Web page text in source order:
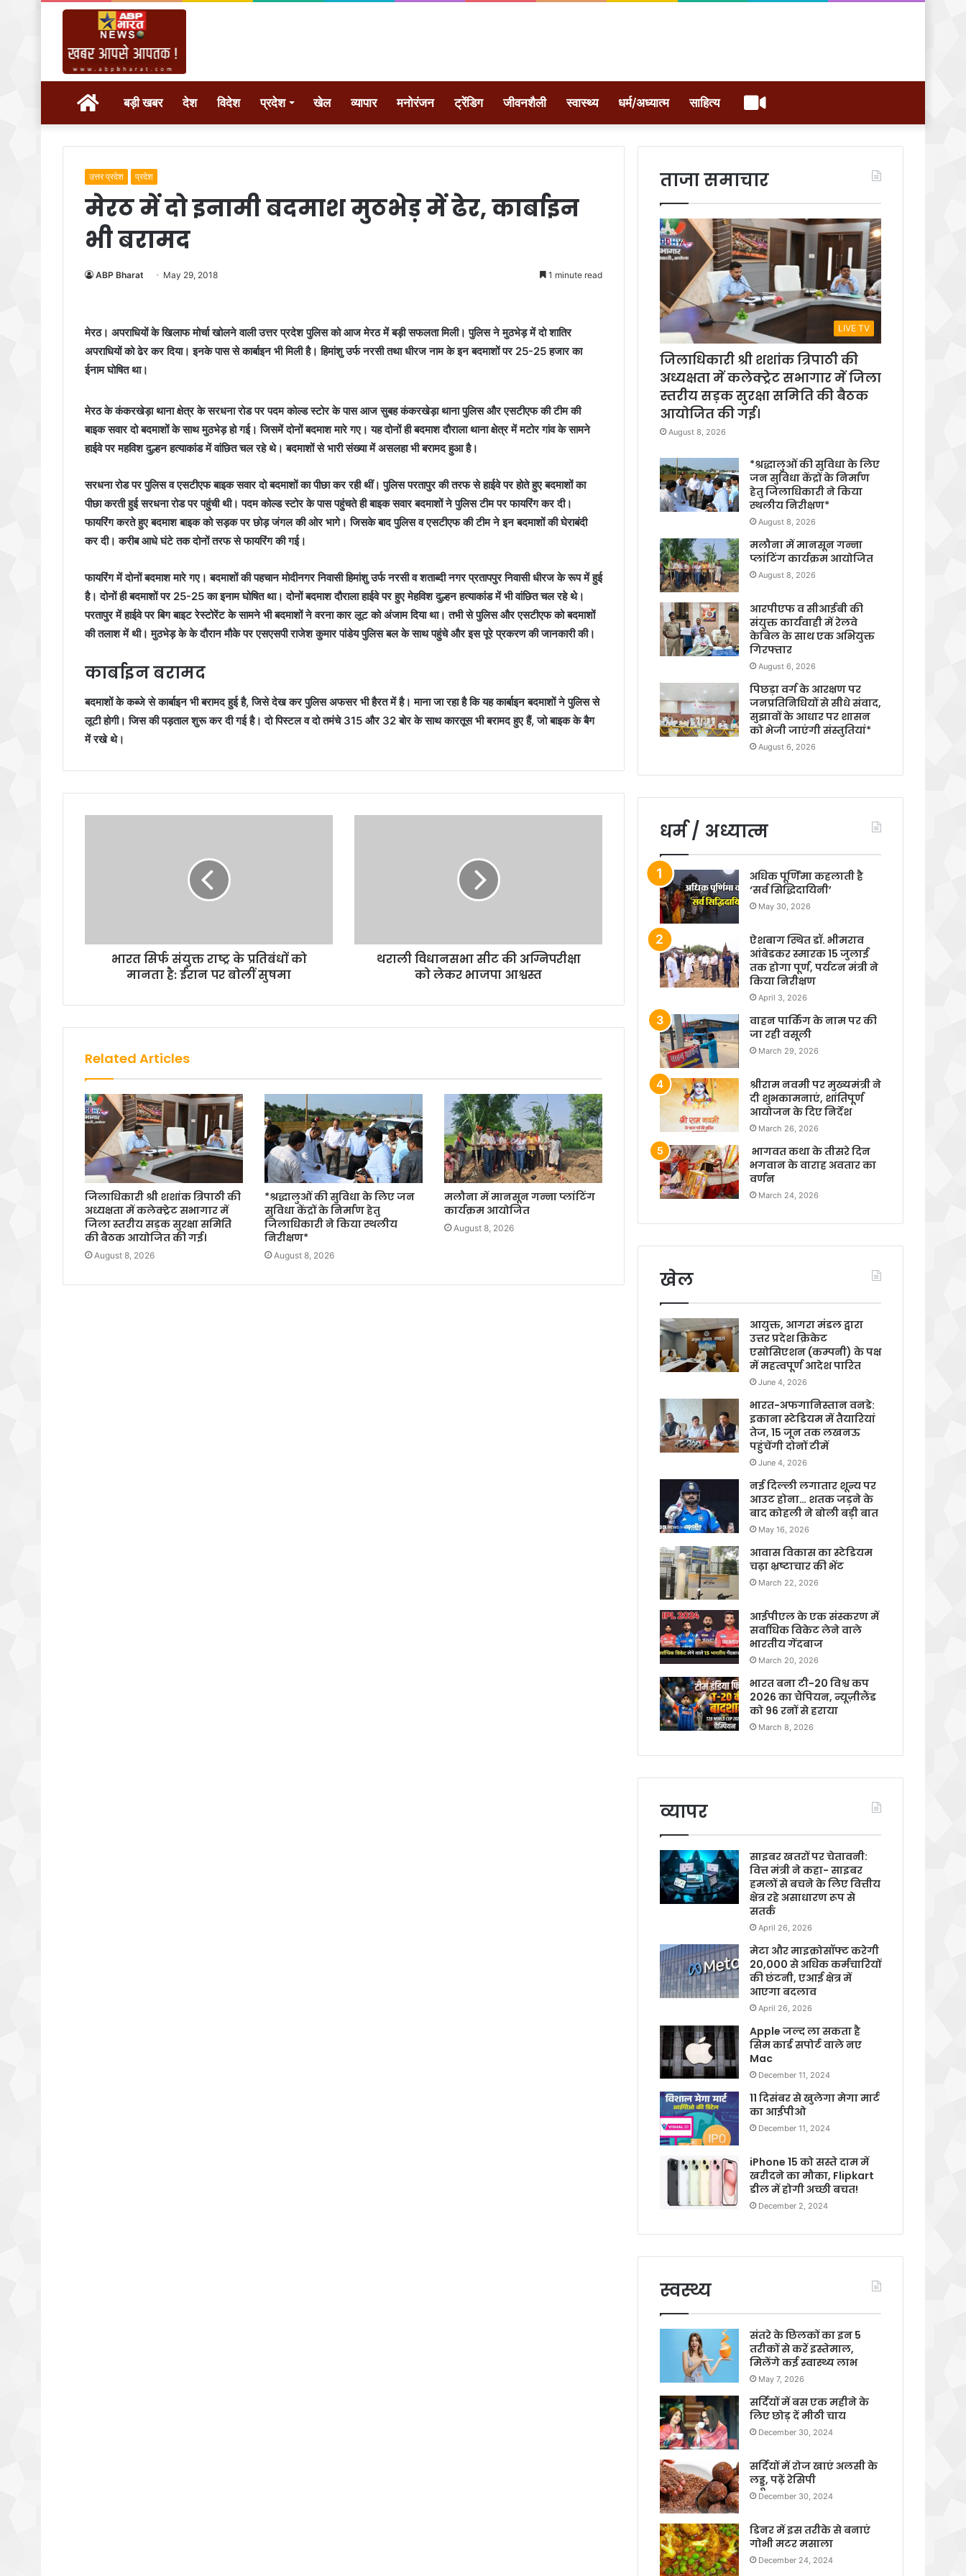
होम बड़ी खबर देश विदेश प्रदेश खेल व्यापार मनोरंजन ट्रेंडिग जीवनशैली स्वास्थ्य धर्म/अध्यात्म साहित्य वीडियो
उत्तर प्रदेश प्रदेश
मेरठ में दो इनामी बदमाश मुठभेड़ में ढेर, कार्बाइन
भी बरामद
ABP Bharat May 29, 2018 1 minute read
मेरठ। अपराधियों के खिलाफ मोर्चा खोलने वाली उत्तर प्रदेश पुलिस को आज मेरठ में बड़ी सफलता मिली। पुलिस ने मुठभेड़ में दो शातिर
अपराधियों को ढेर कर दिया। इनके पास से कार्बाइन भी मिली है। हिमांशु उर्फ नरसी तथा धीरज नाम के इन बदमाशों पर 25-25 हजार का
ईनाम घोषित था।
मेरठ के कंकरखेड़ा थाना क्षेत्र के सरधना रोड पर पदम कोल्ड स्टोर के पास आज सुबह कंकरखेड़ा थाना पुलिस और एसटीएफ की टीम की
बाइक सवार दो बदमाशों के साथ मुठभेड़ हो गई। जिसमें दोनों बदमाश मारे गए। यह दोनों ही बदमाश दौराला थाना क्षेत्र में मटोर गांव के सामने
हाईवे पर महविश दुल्हन हत्याकांड में वांछित चल रहे थे। बदमाशों से भारी संख्या में असलहा भी बरामद हुआ है।
सरधना रोड पर पुलिस व एसटीएफ बाइक सवार दो बदमाशों का पीछा कर रही थीं। पुलिस परतापुर की तरफ से हाईवे पर होते हुए बदमाशों का
पीछा करती हुई सरधना रोड पर पहुंची थी। पदम कोल्ड स्टोर के पास पहुंचते ही बाइक सवार बदमाशों ने पुलिस टीम पर फायरिंग कर दी।
फायरिंग करते हुए बदमाश बाइक को सड़क पर छोड़ जंगल की ओर भागे। जिसके बाद पुलिस व एसटीएफ की टीम ने इन बदमाशों की घेराबंदी
कर दी। करीब आधे घंटे तक दोनों तरफ से फायरिंग की गई।
फायरिंग में दोनों बदमाश मारे गए। बदमाशों की पहचान मोदीनगर निवासी हिमांशु उर्फ नरसी व शताब्दी नगर प्रतापपुर निवासी धीरज के रूप में हुई
है। दोनों ही बदमाशों पर 25-25 का इनाम घोषित था। दोनों बदमाश दौराला हाईवे पर हुए मेहविश दुल्हन हत्याकांड में भी वांछित चल रहे थे।
परतापुर में हाईवे पर बिग बाइट रेस्टोरेंट के सामने भी बदमाशों ने वरना कार लूट को अंजाम दिया था। तभी से पुलिस और एसटीएफ को बदमाशों
की तलाश में थी। मुठभेड़ के के दौरान मौके पर एसएसपी राजेश कुमार पांडेय पुलिस बल के साथ पहुंचे और इस पूरे प्रकरण की जानकारी की।
कार्बाइन बरामद
बदमाशों के कब्जे से कार्बाइन भी बरामद हुई है, जिसे देख कर पुलिस अफसर भी हैरत में है। माना जा रहा है कि यह कार्बाइन बदमाशों ने पुलिस से
लूटी होगी। जिस की पड़ताल शुरू कर दी गई है। दो पिस्टल व दो तमंचे 315 और 32 बोर के साथ कारतूस भी बरामद हुए हैं, जो बाइक के बैग
में रखे थे।
भारत सिर्फ संयुक्त राष्ट्र के प्रतिबंधों को
मानता है: ईरान पर बोलीं सुषमा
थराली विधानसभा सीट की अग्निपरीक्षा
को लेकर भाजपा आश्वस्त
Related Articles
जिलाधिकारी श्री शशांक त्रिपाठी की
अध्यक्षता में कलेक्ट्रेट सभागार में
जिला स्तरीय सड़क सुरक्षा समिति
की बैठक आयोजित की गई।
August 8, 2026
*श्रद्धालुओं की सुविधा के लिए जन
सुविधा केंद्रों के निर्माण हेतु
जिलाधिकारी ने किया स्थलीय
निरीक्षण*
August 8, 2026
मलौना में मानसून गन्ना प्लांटिंग
कार्यक्रम आयोजित
August 8, 2026
ताजा समाचार
LIVE TV
जिलाधिकारी श्री शशांक त्रिपाठी की
अध्यक्षता में कलेक्ट्रेट सभागार में जिला
स्तरीय सड़क सुरक्षा समिति की बैठक
आयोजित की गई।
August 8, 2026
*श्रद्धालुओं की सुविधा के लिए
जन सुविधा केंद्रों के निर्माण
हेतु जिलाधिकारी ने किया
स्थलीय निरीक्षण*
August 8, 2026
मलौना में मानसून गन्ना
प्लांटिंग कार्यक्रम आयोजित
August 8, 2026
आरपीएफ व सीआईबी की
संयुक्त कार्यवाही में रेलवे
केबिल के साथ एक अभियुक्त
गिरफ्तार
August 6, 2026
पिछड़ा वर्ग के आरक्षण पर
जनप्रतिनिधियों से सीधे संवाद,
सुझावों के आधार पर शासन
को भेजी जाएंगी संस्तुतियां*
August 6, 2026
धर्म / अध्यात्म
अधिक पूर्णिमा कहलाती है
‘सर्व सिद्धिदायिनी’
May 30, 2026
ऐशबाग स्थित डॉ. भीमराव
आंबेडकर स्मारक 15 जुलाई
तक होगा पूर्ण, पर्यटन मंत्री ने
किया निरीक्षण
April 3, 2026
वाहन पार्किंग के नाम पर की
जा रही वसूली
March 29, 2026
श्रीराम नवमी पर मुख्यमंत्री ने
दी शुभकामनाएं, शांतिपूर्ण
आयोजन के दिए निर्देश
March 26, 2026
भागवत कथा के तीसरे दिन
भगवान के वाराह अवतार का
वर्णन
March 24, 2026
खेल
आयुक्त, आगरा मंडल द्वारा
उत्तर प्रदेश क्रिकेट
एसोसिएशन (कम्पनी) के पक्ष
में महत्वपूर्ण आदेश पारित
June 4, 2026
भारत-अफगानिस्तान वनडे:
इकाना स्टेडियम में तैयारियां
तेज, 15 जून तक लखनऊ
पहुंचेंगी दोनों टीमें
June 4, 2026
नई दिल्ली लगातार शून्य पर
आउट होना… शतक जड़ने के
बाद कोहली ने बोली बड़ी बात
May 16, 2026
आवास विकास का स्टेडियम
चढ़ा भ्रष्टाचार की भेंट
March 22, 2026
आईपीएल के एक संस्करण में
सर्वाधिक विकेट लेने वाले
भारतीय गेंदबाज
March 20, 2026
भारत बना टी-20 विश्व कप
2026 का चैंपियन, न्यूज़ीलैंड
को 96 रनों से हराया
March 8, 2026
व्यापर
साइबर खतरों पर चेतावनी:
वित्त मंत्री ने कहा- साइबर
हमलों से बचने के लिए वित्तीय
क्षेत्र रहे असाधारण रूप से
सतर्क
April 26, 2026
मेटा और माइक्रोसॉफ्ट करेगी
20,000 से अधिक कर्मचारियों
की छंटनी, एआई क्षेत्र में
आएगा बदलाव
April 26, 2026
Apple जल्द ला सकता है
सिम कार्ड सपोर्ट वाले नए
Mac
December 11, 2024
11 दिसंबर से खुलेगा मेगा मार्ट
का आईपीओ
December 11, 2024
iPhone 15 को सस्ते दाम में
खरीदने का मौका, Flipkart
डील में होगी अच्छी बचत!
December 2, 2024
स्वस्थ्य
संतरे के छिलकों का इन 5
तरीकों से करें इस्तेमाल,
मिलेंगे कई स्वास्थ्य लाभ
May 7, 2026
सर्दियों में बस एक महीने के
लिए छोड़ दें मीठी चाय
December 30, 2024
सर्दियों में रोज खाएं अलसी के
लड्डू, पढ़ें रेसिपी
December 30, 2024
डिनर में इस तरीके से बनाएं
गोभी मटर मसाला
December 24, 2024